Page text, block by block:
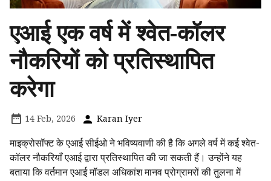
एआई एक वर्ष में श्वेत-कॉलर
नौकरियों को प्रतिस्थापित
करेगा
14 Feb, 2026 Karan Iyer
माइक्रोसॉफ्ट के एआई सीईओ ने भविष्यवाणी की है कि अगले वर्ष में कई श्वेत-
कॉलर नौकरियाँ एआई द्वारा प्रतिस्थापित की जा सकती हैं। उन्होंने यह
बताया कि वर्तमान एआई मॉडल अधिकांश मानव प्रोग्रामरों की तुलना में